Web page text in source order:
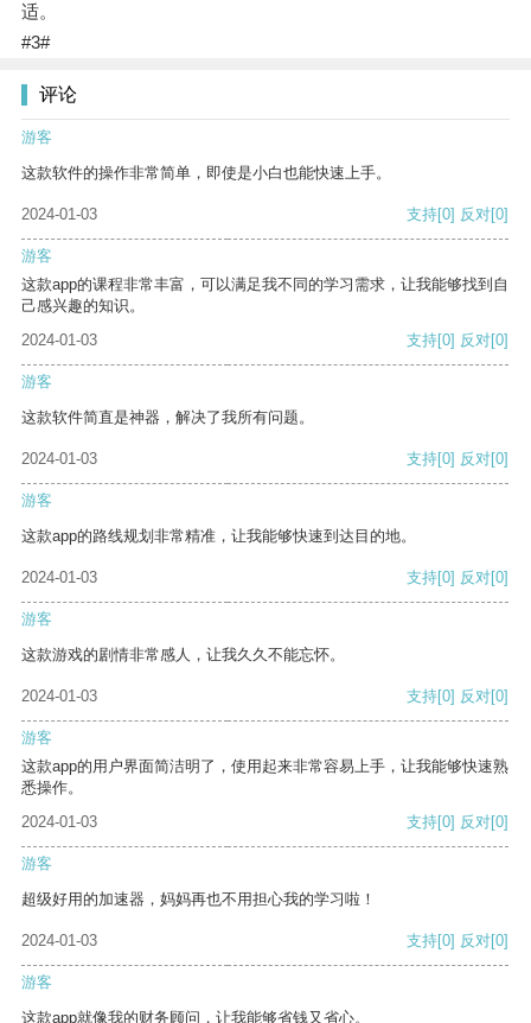
适。
#3#
评论
游客
这款软件的操作非常简单，即使是小白也能快速上手。
2024-01-03 支持[0] 反对[0]
游客
这款app的课程非常丰富，可以满足我不同的学习需求，让我能够找到自
己感兴趣的知识。
2024-01-03
支持[0] 反对[0]
游客
这款软件简直是神器，解决了我所有问题。
2024-01-03 支持[0] 反对[0]
游客
这款app的路线规划非常精准，让我能够快速到达目的地。
2024-01-03 支持[0] 反对[0]
游客
这款游戏的剧情非常感人，让我久久不能忘怀。
2024-01-03 支持[0] 反对[0]
游客
这款app的用户界面简洁明了，使用起来非常容易上手，让我能够快速熟
悉操作。
2024-01-03
支持[0] 反对[0]
游客
超级好用的加速器，妈妈再也不用担心我的学习啦！
2024-01-03 支持[0] 反对[0]
游客
这款app就像我的财务顾问，让我能够省钱又省心。